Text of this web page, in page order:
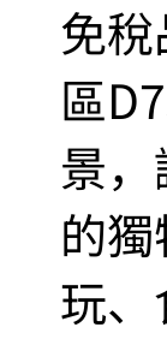
免
區
景
的
玩